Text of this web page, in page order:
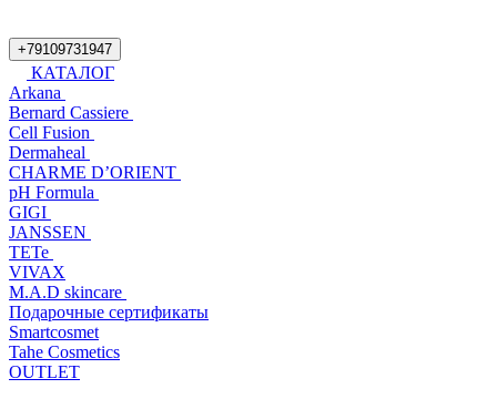
+79109731947
КАТАЛОГ
Arkana
Bernard Cassiere
Cell Fusion
Dermaheal
CHARME D’ORIENT
pH Formula
GIGI
JANSSEN
TETe
VIVAX
M.A.D skincare
Подарочные сертификаты
Smartcosmet
Tahe Cosmetics
OUTLET